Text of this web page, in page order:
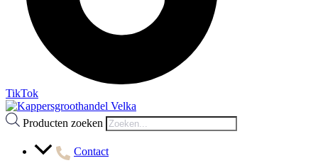
TikTok
Producten zoeken
Contact